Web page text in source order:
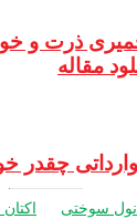
ذرت و
مقاله
چقدر
سوختی اکتان